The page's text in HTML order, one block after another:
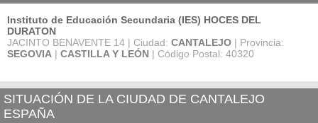
Instituto de Educación Secundaria (IES) HOCES DEL
DURATON
JACINTO BENAVENTE 14 | Ciudad: CANTALEJO | Provincia:
SEGOVIA | CASTILLA Y LEÓN | Código Postal: 40320
SITUACIÓN DE LA CIUDAD DE CANTALEJO
ESPAÑA